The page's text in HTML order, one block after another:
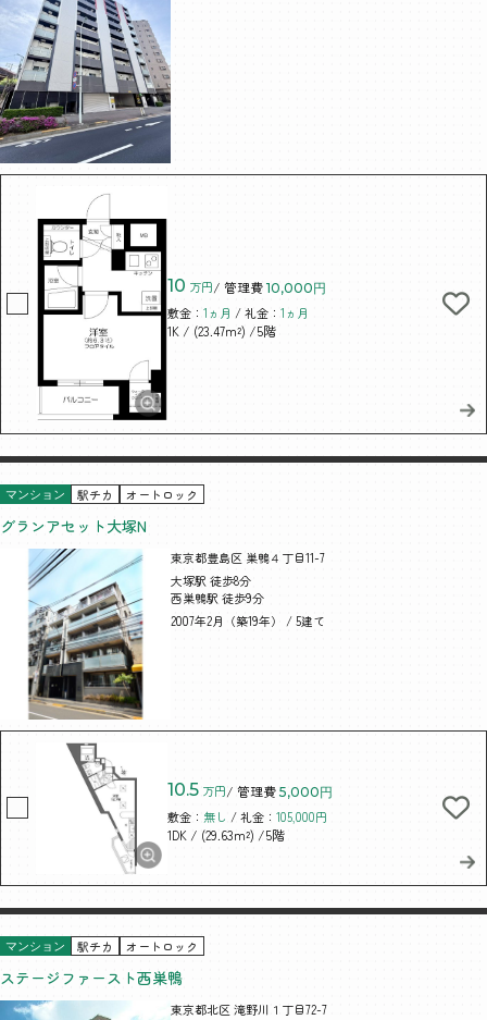
10 万円/ 管理費 10,000円
敷金：1ヵ月 / 礼金：1ヵ月
1K / (23.47m²) /5階
マンション 駅チカ オートロック
グランアセット大塚N
東京都豊島区 巣鴨４丁目11-7
大塚駅 徒歩8分
西巣鴨駅 徒歩9分
2007年2月（築19年） / 5建て
10.5 万円/ 管理費 5,000円
敷金： 無し / 礼金：105,000円
1DK / (29.63m²) /5階
マンション 駅チカ オートロック
ステージファースト西巣鴨
東京都北区 滝野川１丁目72-7